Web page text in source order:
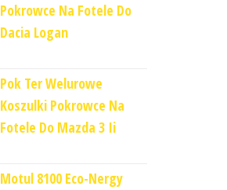
Pokrowce Na Fotele Do
Dacia Logan
Pok Ter Welurowe
Koszulki Pokrowce Na
Fotele Do Mazda 3 Ii
Motul 8100 Eco-Nergy